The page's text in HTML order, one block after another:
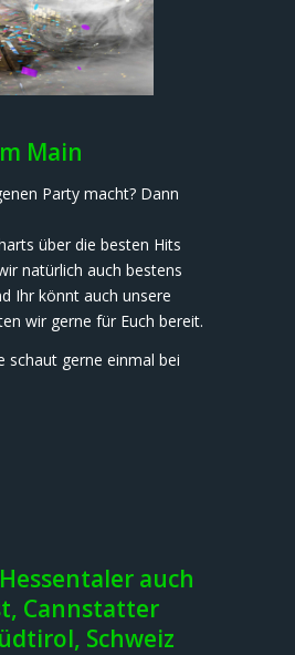
Main
Party macht? Dann
über die besten Hits
natürlich auch bestens
Ihr könnt auch unsere
wir gerne für Euch bereit.
schaut gerne einmal bei
auch
Cannstatter
Schweiz